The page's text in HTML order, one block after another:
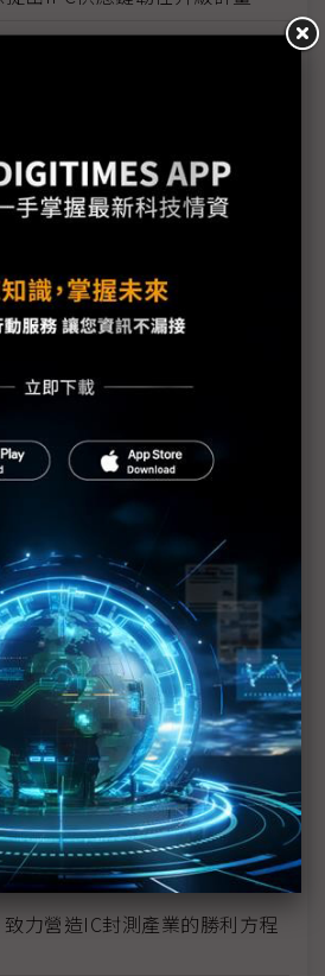
登場（二）王儷玲:區塊鏈＋
盟登場(一) 吳中書:用金融引導企
同作業平台 實現全面數位轉型
展活化供應鏈資產
營運好上加好
岸物流運籌優勢
未來發展
灣半導體封測產業新紀元
跨產業資訊服務
技、高附加價值產業中心與全
應管理整合成效
力營造IC封測產業的勝利方程